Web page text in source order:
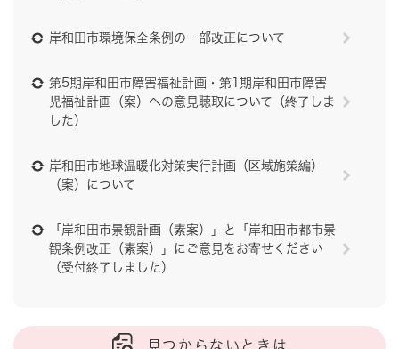
岸和田市環境保全条例の一部改正について
第5期岸和田市障害福祉計画・第1期岸和田市障害
児福祉計画（案）への意見聴取について（終了しま
した）
岸和田市地球温暖化対策実行計画（区域施策編）
（案）について
「岸和田市景観計画（素案）」と「岸和田市都市景
観条例改正（素案）」にご意見をお寄せください
（受付終了しました）
見つからないときは